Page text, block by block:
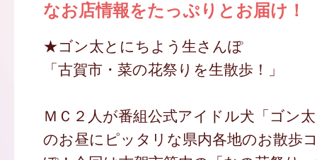
なお店情報をたっぷりとお届け！
★ゴン太とにちよう生さんぽ
「古賀市・菜の花祭りを生散歩！」
ＭＣ２人が番組公式アイドル犬「ゴン
のお昼にピッタリな県内各地のお散歩